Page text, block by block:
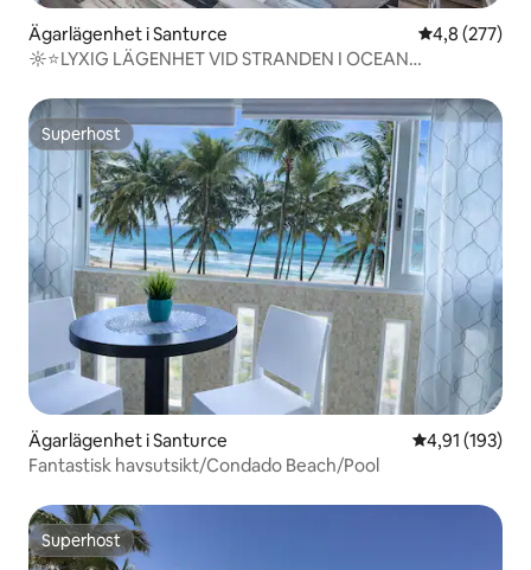
Ägarlägenhet i Santurce 4,8 av 5 i
4,8 (277)
☼⭐️LYXIG LÄGENHET VID STRANDEN I OCEAN
Superhost
Superhost
Ägarlägenhet i Santurce 4,91 av 5 i
4,91 (193)
Fantastisk havsutsikt/Condado Beach/Pool
Superhost
Superhost